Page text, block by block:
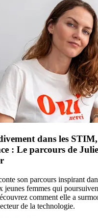
dans les
: Le parcours de
son parcours inspirant
jeunes femmes qui
comment elle a
de la technologie.